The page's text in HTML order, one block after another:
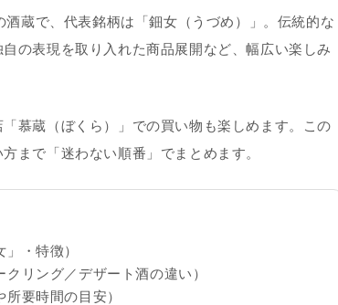
酒蔵で、代表銘柄は 「鈿女（うづめ）」
。伝統的な
の表現を取り入れた商品展開など、幅広い楽しみ
「慕蔵（ぼくら）」 での買い物も楽しめます。この
まで「迷わない順番」でまとめます。
・特徴）
リング／デザート酒の違い）
要時間の目安）